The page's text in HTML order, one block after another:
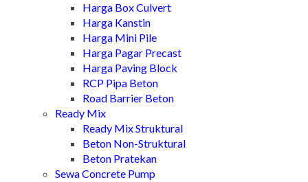
Harga Box Culvert
Harga Kanstin
Harga Mini Pile
Harga Pagar Precast
Harga Paving Block
RCP Pipa Beton
Road Barrier Beton
Ready Mix
Ready Mix Struktural
Beton Non-Struktural
Beton Pratekan
Sewa Concrete Pump